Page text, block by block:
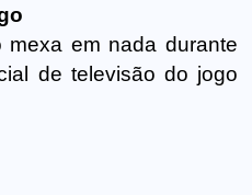
mexa em nada durante
de televisão do jogo